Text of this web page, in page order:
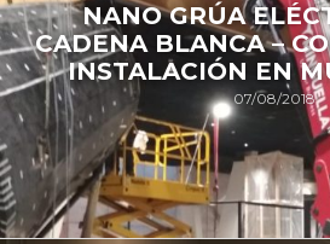
NANO GRÚA
CADENA BLANCA –
INSTALACIÓN EN
07/08/2018